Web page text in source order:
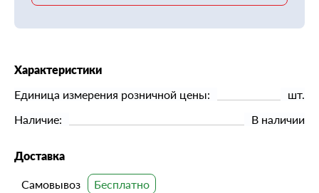
Характеристики
Единица измерения розничной цены:
шт.
Наличие:
В наличии
Доставка
Самовывоз